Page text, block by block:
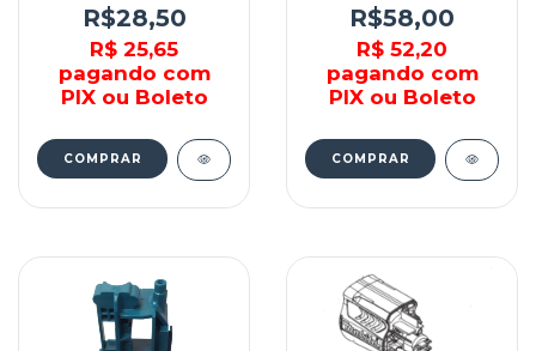
GD602 - 418725-6 -
MAKITA
R$28,50
R$ 25,65
pagando com
PIX ou Boleto
HP1631 - 457967-7 -
MAKITA
R$58,00
R$ 52,20
pagando com
PIX ou Boleto